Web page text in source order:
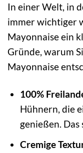
In einer Welt, in
immer wichtiger
Mayonnaise ein
Gründe, warum
Mayonnaise
100%
Hühnern, die
genießen. Das
Cremige